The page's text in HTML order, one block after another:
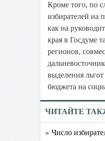
Кроме того, по
избирателей на
как на
края в Госдуме
регионов,
выделения
бюджета на
ЧИТАЙТЕ
» Число